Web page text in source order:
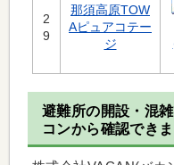
2
9
那須高原TOW
Aピュアコテー
ジ
避難所の開設・混
コンから確認でき